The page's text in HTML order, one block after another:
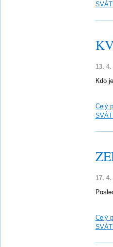
13. 4.
Kdo
Celý
17. 4.
Celý